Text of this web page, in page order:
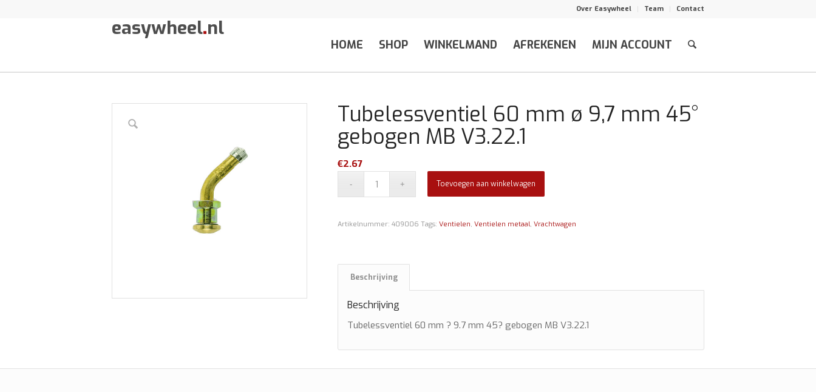
Over Easywheel Team Contact
easywheel.nl
HOME SHOP WINKELMAND AFREKENEN MIJN ACCOUNT
Tubelessventiel 60 mm ø 9,7 mm 45°
gebogen MB V3.22.1
€2.67
Toevoegen aan winkelwagen
Artikelnummer:409006 Tags:Ventielen,Ventielen metaal,Vrachtwagen
Beschrijving
Beschrijving
Tubelessventiel 60 mm ? 9.7 mm 45? gebogen MB V3.22.1